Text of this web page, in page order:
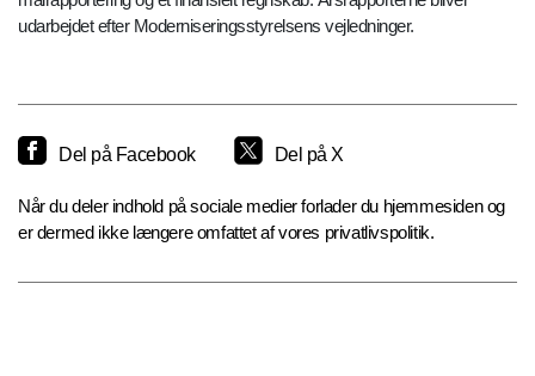
udarbejdet efter Moderniseringsstyrelsens vejledninger.
Del på Facebook Del på X
Når du deler indhold på sociale medier forlader du hjemmesiden og
er dermed ikke længere omfattet af vores privatlivspolitik.